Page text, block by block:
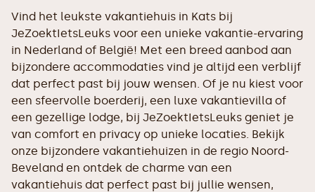
Vind het leukste vakantiehuis in Kats bij
JeZoektIetsLeuks voor een unieke vakantie-ervaring
in Nederland of België! Met een breed aanbod aan
bijzondere accommodaties vind je altijd een verblijf
dat perfect past bij jouw wensen. Of je nu kiest voor
een sfeervolle boerderij, een luxe vakantievilla of
een gezellige lodge, bij JeZoektIetsLeuks geniet je
van comfort en privacy op unieke locaties. Bekijk
onze bijzondere vakantiehuizen in de regio Noord-
Beveland en ontdek de charme van een
vakantiehuis dat perfect past bij jullie wensen,